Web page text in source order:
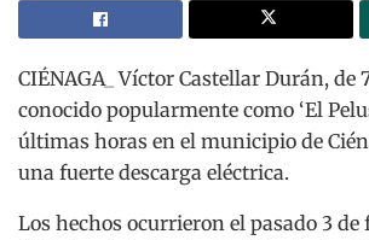
CIÉNAGA_ Víctor Castellar Durán, de
conocido popularmente como ‘El
últimas horas en el municipio de
una fuerte descarga eléctrica.
Los hechos ocurrieron el pasado 3 de